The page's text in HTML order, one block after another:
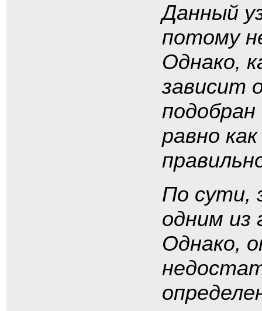
Данный
потому
Однако,
зависит
равно
По сути,
одним из
Однако,